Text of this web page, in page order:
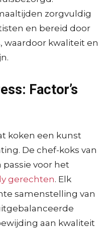
zorgvuldig
en bereid door
waardoor kwaliteit en
Factor’s
koken een kunst
De chef-koks van
voor het
gerechten. Elk
samenstelling van
aan kwaliteit